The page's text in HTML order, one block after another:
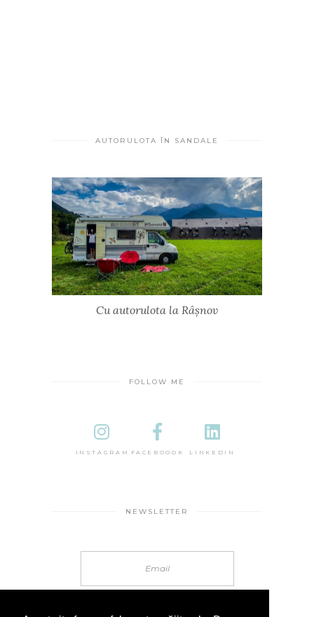
AUTORULOTA ÎN SANDALE
Cu autorulota la Râșnov
FOLLOW ME
INSTAGRAM FACEBOOOK LINKEDIN
NEWSLETTER